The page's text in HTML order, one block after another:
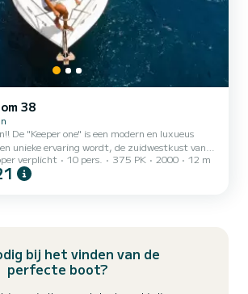
38
unieke ervaring wordt, de zuidwestkust van
indrukwekkende kliffen, verborgen
inbegrepen in de prijs: -
verplicht 10 pers. 375 PK 2000 12 m
bij het vinden van de
perfecte boot?